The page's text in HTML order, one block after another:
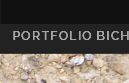
PORTFOLIO